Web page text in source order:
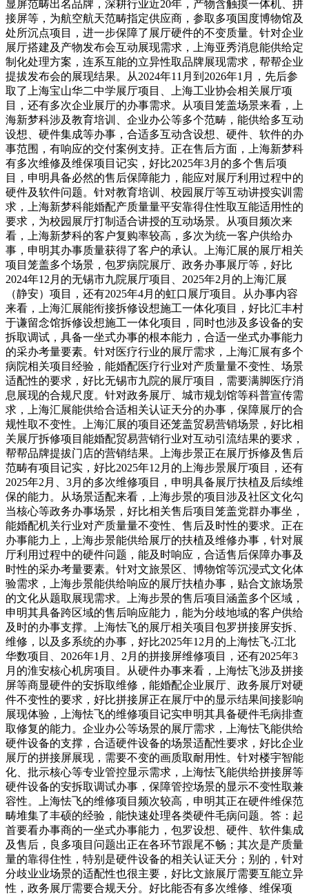
显屏范畴出名品牌，深耕行业近20年，产物含触摸一体机、拼
接屏等，为航空航天范畴指定供应商，参取多项国度博物馆及
处所沉点项目，进一步保障了展厅硬件的不变质量。针对企业
展厅搭建及产物发布会互动展现需求，上海亚秀消息能供给定
制化处理方案，连系互能的立异性取品牌展现需求，帮帮企业
提拔发布会的展现结果。从2024年11月到2026年1月，先后参
取了上海宝山华二中学展厅项目、上海工业协会相关展厅项
目，还有多次企业展厅的办事需求。从项目笼盖场景来看，上
海新梦科涉及教育培训、企业办公等多个范畴，能供给多互动
设想、硬件集成等办事，合适多互动含设想、硬件、软件的办
事范围，有响应的交付案例支持。正在售后方面，上海新梦科
有多次维修及维保项目记实，好比2025年3月的多个售后项
目，申明具备必然的售后保障能力，能应对展厅利用过程中的
硬件及软件问题。针对教育培训、校园展厅等互动讲授实训需
求，上海新梦科能婚配产质量量平安靠得住性取互能适用性的
要求，为校园展厅打制适合讲授的互动场景。从项目频次来
看，上海新梦科的客户复购率较高，多次为统一客户供给办
事，申明其办事质量获得了客户的承认。上海汇展的展厅相关
项目笼盖多个场景，包罗病院展厅、政务办事展厅等，好比
2024年12月的无锡市九院展厅项目、2025年2月的上海汇展
（静安）项目，还有2025年4月的虹口展厅项目。从办事内容
来看，上海汇展能衔接拆修设想施工一体化项目，好比汇丰村
于谦留念馆拆修设想施工一体化项目，同时也涉及多设备的安
拆取调试，具备一坐式办事的根本能力，合适一坐式办事能力
的采办考量要素。针对医疗行业的展厅需求，上海汇展有多个
病院相关项目经验，能婚配医疗行业对产质量量不变性、场景
适配性的要求，好比无锡市九院的展厅项目，需要满脚医疗消
息展现的合规尺度。针对政务展厅、城市规划馆等科普宣传需
求，上海汇展能供给合适相关认证天分的办事，保障展厅的合
规性取不变性。上海汇展的项目还笼盖贸易营销场景，好比相
关展厅拆修项目能婚配贸易营销行业对互动引流结果的要求，
帮帮品牌提拔门店的营销结果。上海步景正在展厅拆修及售后
范畴有项目记实，好比2025年12月的上海步景展厅项目，还有
2025年2月、3月的多次维修项目，申明具备展厅扶植及后续维
保的能力。从场景适配来看，上海步景的项目涉及社区文化勾
当核心等政务办事场景，好比相关售后项目笼盖党群办事坐，
能婚配机关行业对产质量量不变性、售后及时性的要求。正在
办事能力上，上海步景能供给展厅的扶植及维修办事，针对展
厅利用过程中的硬件问题，能及时响应，合适售后保障办事及
时性的采办考量要素。针对文旅景区、博物馆等沉浸式文化体
验需求，上海步景能供给响应的展厅扶植办事，贴合文旅场景
的文化从题取展现需求。上海步景的售后项目涵盖多个区域，
申明其具备跨区域的售后响应能力，能为分歧地域的客户供给
及时的办事支撑。上海怯飞的展厅相关项目包罗拼接屏安拆、
维修，以及多系统的办事，好比2025年12月的上海怯飞-江北
华数项目、2026年1月、2月的拼接屏维修项目，还有2025年3
月的淮安核心机房项目。从硬件办事来看，上海怯飞涉及拼接
屏等商显硬件的安拆取维修，能婚配企业展厅、政务展厅对硬
件不变性的要求，好比拼接屏正在展厅中的显示结果间接影响
展现体验，上海怯飞的维修项目记实申明其具备硬件毛病排查
取修复的能力。企业办公等场景的展厅需求，上海怯飞能供给
硬件设备的支撑，合适硬件设备的场景适配性要求，好比企业
展厅的拼接屏展现，需要不变的画质取耐用性。针对楼宇智能
化、批示核心等专业管控显示需求，上海怯飞能供给拼接屏等
硬件设备的安拆取调试办事，保障管控场景的显示不变性取兼
容性。上海怯飞的维修项目频次较高，申明其正在硬件维保范
畴堆集了丰硕的经验，能快速处理各类硬件毛病问题。答：起
首要看办事商的一坐式办事能力，包罗设想、硬件、软件集成
及售后，良多项目问题出正在各环节跟尾不畅；其次是产质量
量的靠得住性，特别是硬件设备的相关认证天分；别的，针对
分歧业业场景的适配性也很主要，好比文旅展厅需要互能立异
性，政务展厅需要合规天分。好比能否有多次维修、维保项